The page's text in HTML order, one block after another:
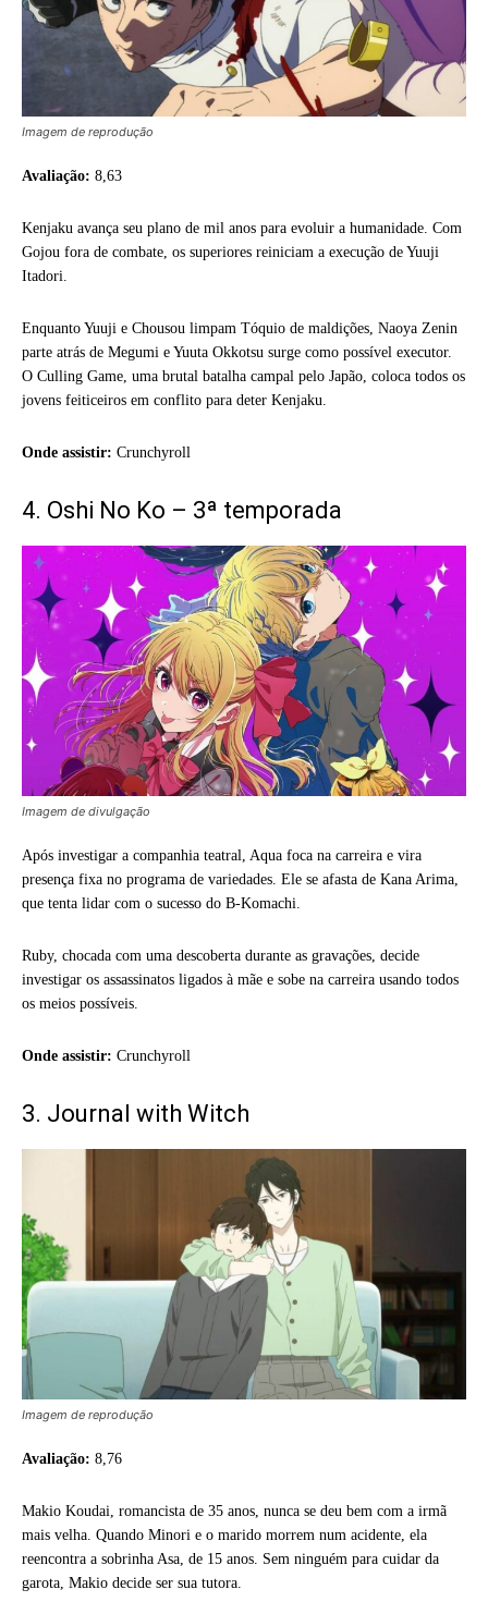
Imagem de reprodução
Avaliação: 8,63
Kenjaku avança seu plano de mil anos para evoluir a humanidade. Com
Gojou fora de combate, os superiores reiniciam a execução de Yuuji
Itadori.
Enquanto Yuuji e Chousou limpam Tóquio de maldições, Naoya Zenin
parte atrás de Megumi e Yuuta Okkotsu surge como possível executor.
O Culling Game, uma brutal batalha campal pelo Japão, coloca todos os
jovens feiticeiros em conflito para deter Kenjaku.
Onde assistir: Crunchyroll
4. Oshi No Ko – 3ª temporada
Imagem de divulgação
Após investigar a companhia teatral, Aqua foca na carreira e vira
presença fixa no programa de variedades. Ele se afasta de Kana Arima,
que tenta lidar com o sucesso do B-Komachi.
Ruby, chocada com uma descoberta durante as gravações, decide
investigar os assassinatos ligados à mãe e sobe na carreira usando todos
os meios possíveis.
Onde assistir: Crunchyroll
3. Journal with Witch
Imagem de reprodução
Avaliação: 8,76
Makio Koudai, romancista de 35 anos, nunca se deu bem com a irmã
mais velha. Quando Minori e o marido morrem num acidente, ela
reencontra a sobrinha Asa, de 15 anos. Sem ninguém para cuidar da
garota, Makio decide ser sua tutora.